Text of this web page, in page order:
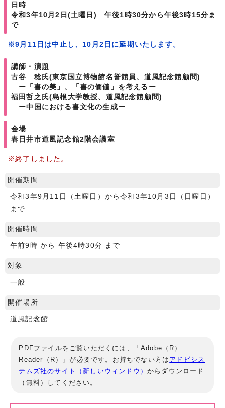
日時
令和3年10月2日(土曜日) 午後1時30分から午後3時15分ま
で
※9月11日は中止し、10月2日に延期いたします。
講師・演題
古谷 稔氏(東京国立博物館名誉館員、道風記念館顧問)
ー「書の美」、「書の価値」を考えるー
福田哲之氏(島根大学教授、道風記念館顧問)
ー中国における書文化の生成ー
会場
春日井市道風記念館2階会議室
※終了しました。
開催期間
令和3年9月11日（土曜日）から令和3年10月3日（日曜日）
まで
開催時間
午前9時 から 午後4時30分 まで
対象
一般
開催場所
道風記念館
PDFファイルをご覧いただくには、「Adobe（R）
Reader（R）」が必要です。お持ちでない方は アドビシス
テムズ社のサイト（新しいウィンドウ）からダウンロード
（無料）してください。